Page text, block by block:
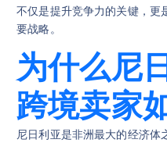
不仅是提升竞争力的关键，更
要战略。
为什么尼
跨境卖家
尼日利亚是非洲最大的经济